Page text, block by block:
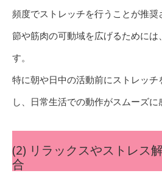
頻度でストレッチを行うことが推奨
節や筋肉の可動域を広げるために
す。
特に朝や日中の活動前にストレッ
し、日常生活での動作がスムーズに
(2) リラックスやストレス
合